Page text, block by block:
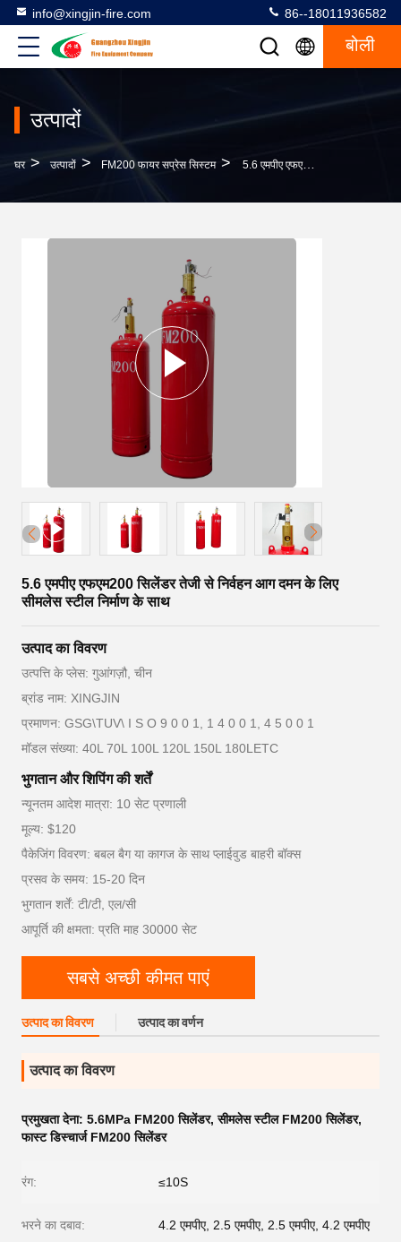
info@xingjin-fire.com 86--18011936582
बोली
उत्पादों
घर > उत्पादों > FM200 फायर सप्रेस सिस्टम > 5.6 एमपीए एफएम200 सिलेंडर तेजी से निर्वहन आग दमन के लिए सीमलेस स्टील निर्माण के साथ
5.6 एमपीए एफएम200 सिलेंडर तेजी से निर्वहन आग दमन के लिए
सीमलेस स्टील निर्माण के साथ
उत्पाद का विवरण
उत्पत्ति के प्लेस: गुआंगज़ौ, चीन
ब्रांड नाम: XINGJIN
प्रमाणन: GSG\TUV\ I S O 9 0 0 1, 1 4 0 0 1, 4 5 0 0 1
मॉडल संख्या: 40L 70L 100L 120L 150L 180LETC
भुगतान और शिपिंग की शर्तें
न्यूनतम आदेश मात्रा: 10 सेट प्रणाली
मूल्य: $120
पैकेजिंग विवरण: बबल बैग या कागज के साथ प्लाईवुड बाहरी बॉक्स
प्रसव के समय: 15-20 दिन
भुगतान शर्तें: टी/टी, एल/सी
आपूर्ति की क्षमता: प्रति माह 30000 सेट
सबसे अच्छी कीमत पाएं
उत्पाद का विवरण उत्पाद का वर्णन
उत्पाद का विवरण
प्रमुखता देना: 5.6MPa FM200 सिलेंडर,सीमलेस स्टील FM200 सिलेंडर,
फास्ट डिस्चार्ज FM200 सिलेंडर
रंग: ≤10S
भरने का दबाव: 4.2 एमपीए, 2.5 एमपीए, 2.5 एमपीए, 4.2 एमपीए